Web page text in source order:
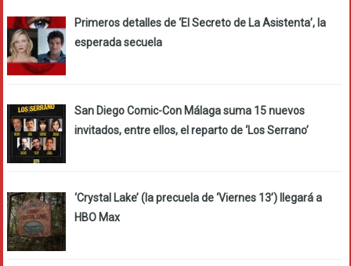
Primeros detalles de ‘El Secreto de La Asistenta’, la
esperada secuela
San Diego Comic-Con Málaga suma 15 nuevos
invitados, entre ellos, el reparto de ‘Los Serrano’
‘Crystal Lake’ (la precuela de ‘Viernes 13’) llegará a
HBO Max